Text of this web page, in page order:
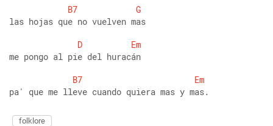
B7
G
las hojas que no vuelven mas
D
Em
me pongo al pie del huracán
B7
Em
pa' que me lleve cuando quiera mas y mas.
folklore